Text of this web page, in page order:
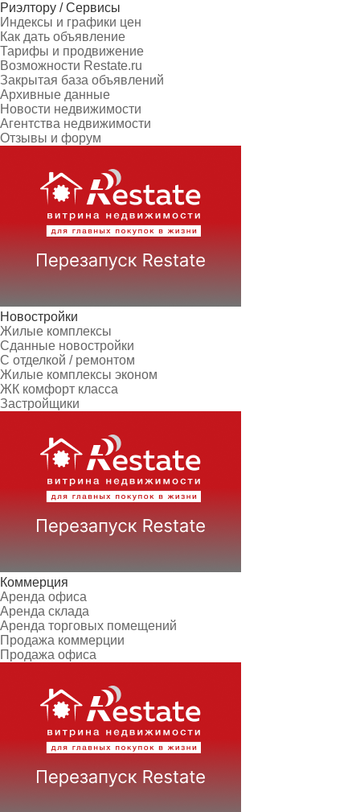
Риэлтору / Сервисы
Индексы и графики цен
Как дать объявление
Тарифы и продвижение
Возможности Restate.ru
Закрытая база объявлений
Архивные данные
Новости недвижимости
Агентства недвижимости
Отзывы и форум
Новостройки
Жилые комплексы
Сданные новостройки
С отделкой / ремонтом
Жилые комплексы эконом
ЖК комфорт класса
Застройщики
Коммерция
Аренда офиса
Аренда склада
Аренда торговых помещений
Продажа коммерции
Продажа офиса